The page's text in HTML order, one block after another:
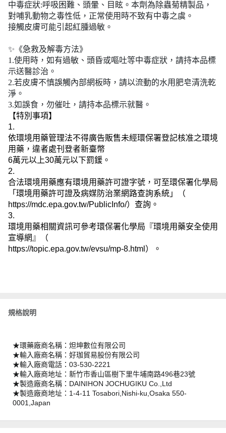
中毒症狀:呼吸困難、頭暈、目眩。本劑為除蟲菊精製品，
對哺乳動物之毒性低，正常使用時不致有中毒之虞。
接觸皮膚可能引起紅腫過敏。
✨《急救及解毒方法》
1.使用時，如有過敏、頭昏或嘔吐等中毒症狀，請持本品標
示送醫診治。
2.若皮膚不慎誤觸內部網板時，請以流動的水用肥皂清洗乾
淨。
3.如誤食，勿催吐，請持本品標示就醫。
【特別事項】
1.
依環境用藥管理法不得廣告販售未經環保署登記核准之環境
用藥，違者處刊登者新臺幣
6萬元以上30萬元以下罰鍰。
2.
合法環境用藥應有環境用藥許可證字號，可至環保署化學局
「環境用藥許可證及病媒防治業網路查詢系統」（
https://mdc.epa.gov.tw/PublicInfo/）查詢。
3.
環境用藥相關資訊可參考環保署化學局『環境用藥安全使用
宣導網』（
https://topic.epa.gov.tw/evsu/mp-8.html ）。
規格說明
★環藥廠商名稱：炟坤數位有限公司
★輸入廠商名稱：好珈貿易股份有限公司
★輸入廠商電話：03-530-2221
★輸入廠商地址：新竹市香山區樹下里牛埔南路496巷23號
★製造廠商名稱：DAINIHON JOCHUGIKU Co.,Ltd
★製造廠商地址：1-4-11 Tosabori,Nishi-ku,Osaka 550-
0001,Japan